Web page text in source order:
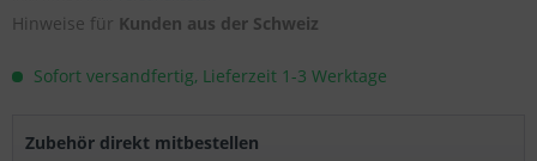
Hinweise für Kunden aus der Schweiz
Sofort versandfertig, Lieferzeit 1-3 Werktage
Zubehör direkt mitbestellen